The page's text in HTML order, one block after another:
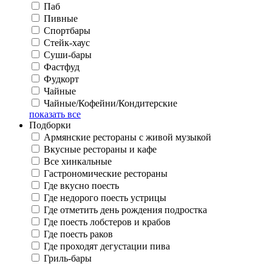
Паб
Пивные
Спортбары
Стейк-хаус
Суши-бары
Фастфуд
Фудкорт
Чайные
Чайные/Кофейни/Кондитерские
показать все
Подборки
Армянские рестораны с живой музыкой
Вкусные рестораны и кафе
Все хинкальные
Гастрономические рестораны
Где вкусно поесть
Где недорого поесть устрицы
Где отметить день рождения подростка
Где поесть лобстеров и крабов
Где поесть раков
Где проходят дегустации пива
Гриль-бары